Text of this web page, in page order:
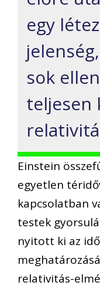
egy
sok
teljesen
Einstein
egyetlen
kapcsolatban
testek
nyitott ki az
relativitás-